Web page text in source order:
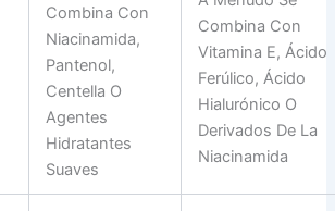
Combina Con
Niacinamida,
Pantenol,
Centella O
Agentes
Hidratantes
Suaves
Combina Con
Vitamina E, Ácido
Ferúlico, Ácido
Hialurónico O
Derivados De La
Niacinamida